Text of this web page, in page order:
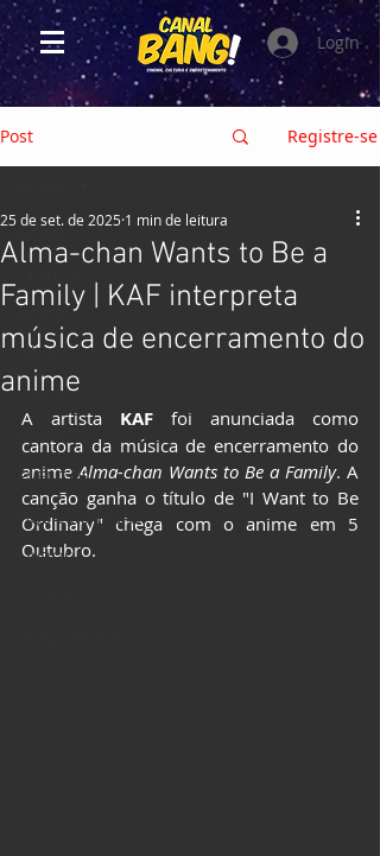
Login
Post Registre-se
SÉRIES e TV
GAMES
ANIMES
EVENTOS
HQs e MANGÁS
LIVROS
Alma-chan Wants to Be a
Family | KAF interpreta
música de encerramento do
anime
25 de set. de 2025 1 min de leitura
A artista KAF foi anunciada como
cantora da música de encerramento do
anime Alma-chan Wants to Be a Family. A
canção ganha o título de "I Want to Be
Ordinary" chega com o anime em 5
Outubro.